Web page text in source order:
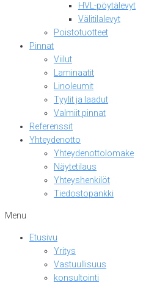
HVL-pöytälevyt
Välitilalevyt
Poistotuotteet
Pinnat
Viilut
Laminaatit
Linoleumit
Tyylit ja laadut
Valmiit pinnat
Referenssit
Yhteydenotto
Yhteydenottolomake
Näytetilaus
Yhteyshenkilöt
Tiedostopankki
Menu
Etusivu
Yritys
Vastuullisuus
konsultointi